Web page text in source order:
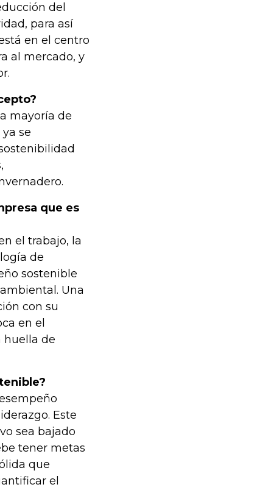
del
para así
en el centro
al mercado, y
mayoría de
se
que es
el trabajo, la
de
sostenible
Una
con su
en el
huella de
Este
sea bajado
tener metas
que
el